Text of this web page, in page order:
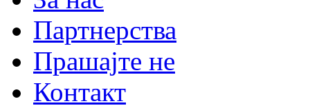
Партнерства
Прашајте не
Контакт